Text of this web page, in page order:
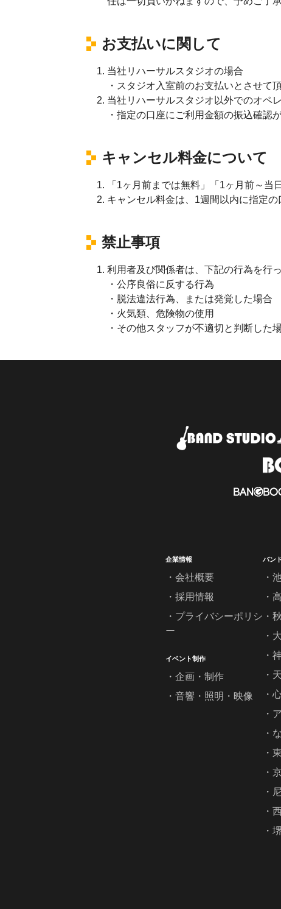
お支払いに関して
当社リハーサルスタジオの場合
スタジオ入室前のお支払いとさせて
当社リハーサルスタジオ以外でのオペ
指定の口座にご利用金額の振込確認
キャンセル料金について
「1ヶ月前までは無料」「1ヶ月前～当
キャンセル料金は、1週間以内に指定の
禁止事項
利用者及び関係者は、下記の行為を行
公序良俗に反する行為
脱法違法行為、または発覚した場合
火気類、危険物の使用
その他スタッフが不適切と判断した
企業情報
会社概要
採用情報
プライバシーポリシ
ー
イベント制作
企画・制作
音響・照明・映像
バン